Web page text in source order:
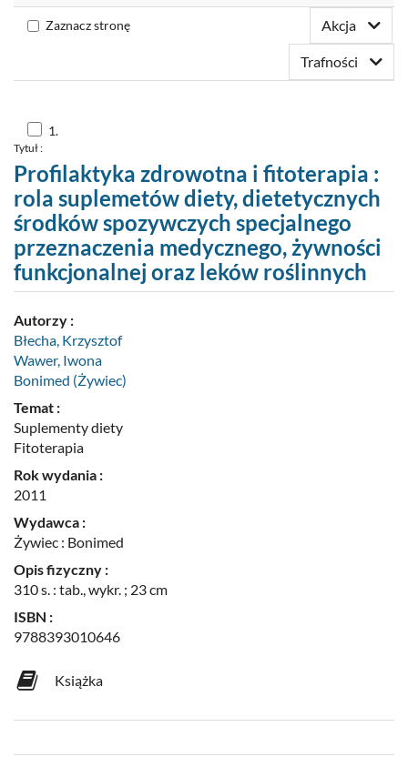
Zaproponuj zakup
Zaznacz stronę Akcja
Trafności
Skocz
do
nr
1
1.
Tytuł :
Profilaktyka zdrowotna i fitoterapia :
rola suplemetów diety, dietetycznych
środków spozywczych specjalnego
przeznaczenia medycznego, żywności
funkcjonalnej oraz leków roślinnych
Autorzy :
Błecha, Krzysztof
Wawer, Iwona
Bonimed (Żywiec)
Temat :
Suplementy diety
Fitoterapia
Rok wydania :
2011
Wydawca :
Żywiec : Bonimed
Opis fizyczny :
310 s. : tab., wykr. ; 23 cm
ISBN :
9788393010646
Książka